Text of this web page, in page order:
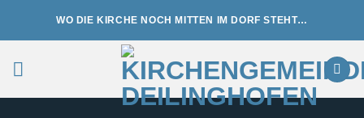
WO DIE KIRCHE NOCH MITTEN IM DORF STEHT…